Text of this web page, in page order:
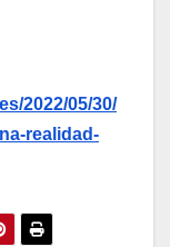
2022/05/30/
realidad-